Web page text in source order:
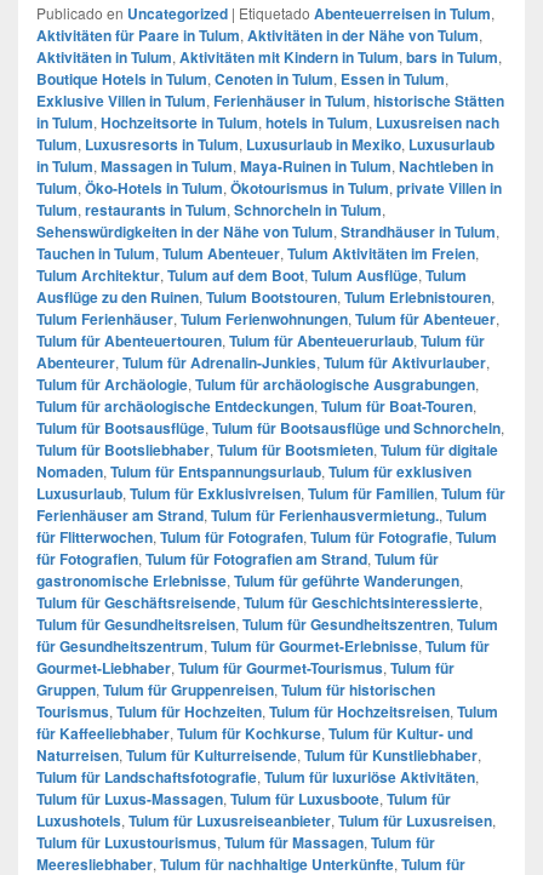
Publicado en Uncategorized | Etiquetado Abenteuerreisen in Tulum,
Aktivitäten für Paare in Tulum, Aktivitäten in der Nähe von Tulum,
Aktivitäten in Tulum, Aktivitäten mit Kindern in Tulum, bars in Tulum,
Boutique Hotels in Tulum, Cenoten in Tulum, Essen in Tulum,
Exklusive Villen in Tulum, Ferienhäuser in Tulum, historische Stätten
in Tulum, Hochzeitsorte in Tulum, hotels in Tulum, Luxusreisen nach
Tulum, Luxusresorts in Tulum, Luxusurlaub in Mexiko, Luxusurlaub
in Tulum, Massagen in Tulum, Maya-Ruinen in Tulum, Nachtleben in
Tulum, Öko-Hotels in Tulum, Ökotourismus in Tulum, private Villen in
Tulum, restaurants in Tulum, Schnorcheln in Tulum,
Sehenswürdigkeiten in der Nähe von Tulum, Strandhäuser in Tulum,
Tauchen in Tulum, Tulum Abenteuer, Tulum Aktivitäten im Freien,
Tulum Architektur, Tulum auf dem Boot, Tulum Ausflüge, Tulum
Ausflüge zu den Ruinen, Tulum Bootstouren, Tulum Erlebnistouren,
Tulum Ferienhäuser, Tulum Ferienwohnungen, Tulum für Abenteuer,
Tulum für Abenteuertouren, Tulum für Abenteuerurlaub, Tulum für
Abenteurer, Tulum für Adrenalin-Junkies, Tulum für Aktivurlauber,
Tulum für Archäologie, Tulum für archäologische Ausgrabungen,
Tulum für archäologische Entdeckungen, Tulum für Boat-Touren,
Tulum für Bootsausflüge, Tulum für Bootsausflüge und Schnorcheln,
Tulum für Bootsliebhaber, Tulum für Bootsmieten, Tulum für digitale
Nomaden, Tulum für Entspannungsurlaub, Tulum für exklusiven
Luxusurlaub, Tulum für Exklusivreisen, Tulum für Familien, Tulum für
Ferienhäuser am Strand, Tulum für Ferienhausvermietung., Tulum
für Flitterwochen, Tulum für Fotografen, Tulum für Fotografie, Tulum
für Fotografien, Tulum für Fotografien am Strand, Tulum für
gastronomische Erlebnisse, Tulum für geführte Wanderungen,
Tulum für Geschäftsreisende, Tulum für Geschichtsinteressierte,
Tulum für Gesundheitsreisen, Tulum für Gesundheitszentren, Tulum
für Gesundheitszentrum, Tulum für Gourmet-Erlebnisse, Tulum für
Gourmet-Liebhaber, Tulum für Gourmet-Tourismus, Tulum für
Gruppen, Tulum für Gruppenreisen, Tulum für historischen
Tourismus, Tulum für Hochzeiten, Tulum für Hochzeitsreisen, Tulum
für Kaffeeliebhaber, Tulum für Kochkurse, Tulum für Kultur- und
Naturreisen, Tulum für Kulturreisende, Tulum für Kunstliebhaber,
Tulum für Landschaftsfotografie, Tulum für luxuriöse Aktivitäten,
Tulum für Luxus-Massagen, Tulum für Luxusboote, Tulum für
Luxushotels, Tulum für Luxusreiseanbieter, Tulum für Luxusreisen,
Tulum für Luxustourismus, Tulum für Massagen, Tulum für
Meeresliebhaber, Tulum für nachhaltige Unterkünfte, Tulum für